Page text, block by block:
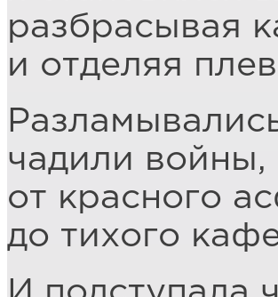
разбрасывая
и отделяя
чадили войны,
от красного
до тихого